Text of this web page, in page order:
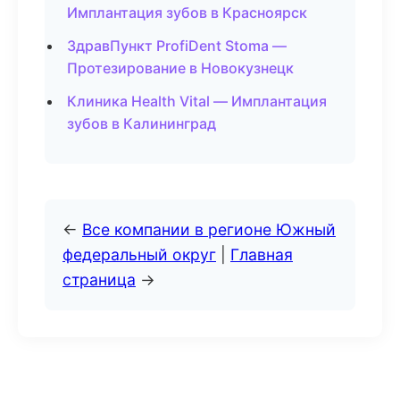
Имплантация зубов в Красноярск
ЗдравПункт ProfiDent Stoma —
Протезирование в Новокузнецк
Клиника Health Vital — Имплантация
зубов в Калининград
← Все компании в регионе Южный
федеральный округ
Главная
страница →